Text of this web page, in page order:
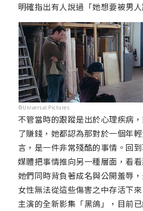
明確指出有人說過「她想要被男人
©Universal Pictures
不管當時的跟蹤是出於心理疾病
了賺錢，她都認為那對於一個年
言，是一件非常殘酷的事情。回
媒體把事情推向另一種層面，看看
她們同時背負著成名與公開羞辱
女性無法從這些傷害之中存活下
主演的全新影集「黑鴿」，目前